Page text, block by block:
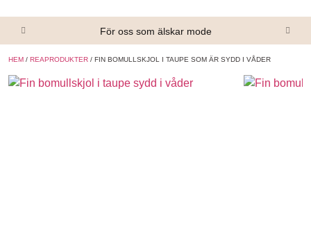
För oss som älskar mode
HEM / REAPRODUKTER / FIN BOMULLSKJOL I TAUPE SOM ÄR SYDD I VÅDER